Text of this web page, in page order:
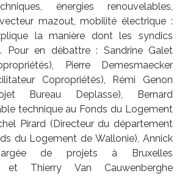
énergies renouvelables,
mazout, mobilité électrique :
la manière dont les syndics
Pour en débattre : Sandrine Galet
Pierre Demesmaecker
Copropriétés), Rémi Genon
Bureau Deplasse), Bernard
technique au Fonds du Logement
Pirard (Directeur du département
du Logement de Wallonie), Annick
de projets à Bruxelles
et Thierry Van Cauwenberghe